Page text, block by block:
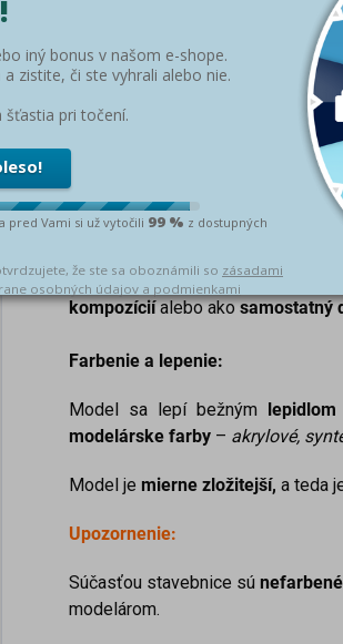
Technológia: precízne
Typ:stavebnica na vlastnú
vyrezané
Lepidlo a farby nie sú
Ideálne využitie:
Táto stavebnica je vhodná na
kompozíciíalebo akosamostatný
Farbenie a lepenie:
Model sa lepí bežným
modelárske farby – akrylové,
Model je mierne zložitejší, a teda
Upozornenie:
Súčasťou stavebnice sú
modelárom.